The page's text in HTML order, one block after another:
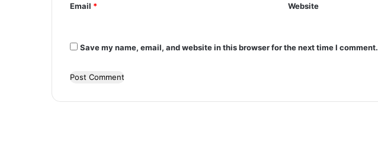
Email * Website
Save my name, email, and website in this browser for the next time I comment.